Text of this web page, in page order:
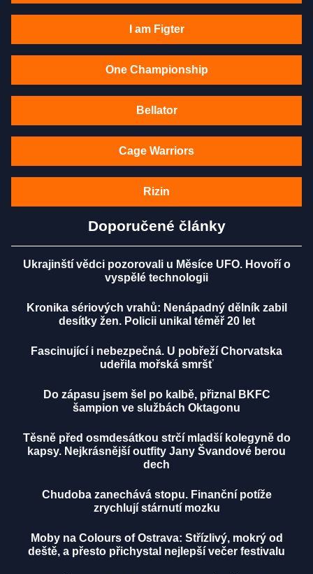
I am Figter
One Championship
Bellator
Cage Warriors
Rizin
Doporučené články
Ukrajinští vědci pozorovali u Měsíce UFO. Hovoří o
vyspělé technologii
Kronika sériových vrahů: Nenápadný dělník zabil
desítky žen. Policii unikal téměř 20 let
Fascinující i nebezpečná. U pobřeží Chorvatska
udeřila mořská smršť
Do zápasu jsem šel po kalbě, přiznal BKFC
šampion ve službách Oktagonu
Těsně před osmdesátkou strčí mladší kolegyně do
kapsy. Nejkrásnější outfity Jany Švandové berou
dech
Chudoba zanechává stopu. Finanční potíže
zrychlují stárnutí mozku
Moby na Colours of Ostrava: Střízlivý, mokrý od
deště, a přesto přichystal nejlepší večer festivalu